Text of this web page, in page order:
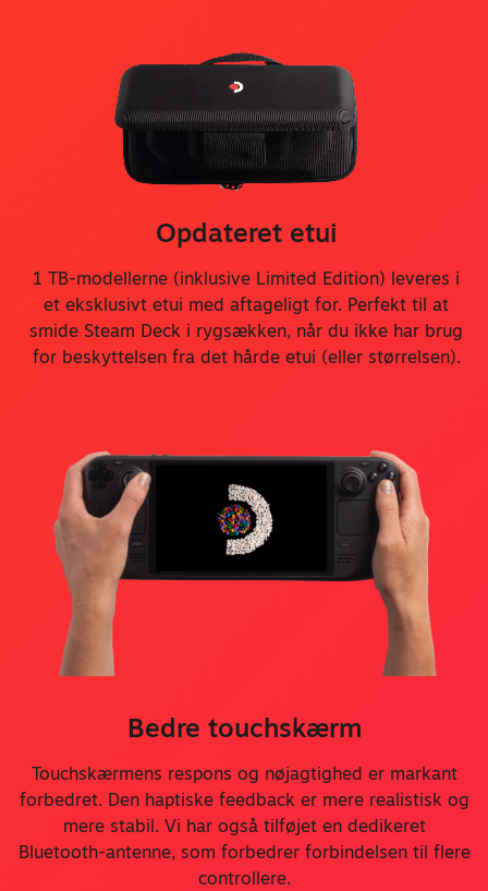
Opdateret etui
1 TB-modellerne (inklusive Limited Edition) leveres i
et eksklusivt etui med aftageligt for. Perfekt til at
smide Steam Deck i rygsækken, når du ikke har brug
for beskyttelsen fra det hårde etui (eller størrelsen).
Bedre touchskærm
Touchskærmens respons og nøjagtighed er markant
forbedret. Den haptiske feedback er mere realistisk og
mere stabil. Vi har også tilføjet en dedikeret
Bluetooth-antenne, som forbedrer forbindelsen til flere
controllere.